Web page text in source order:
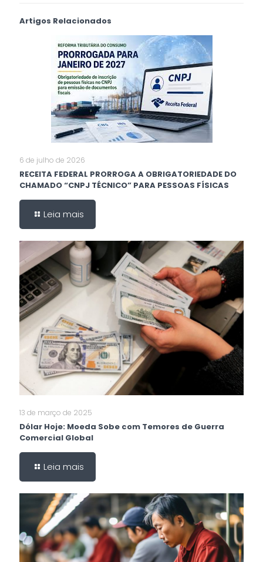
Artigos Relacionados
6 de julho de 2026
RECEITA FEDERAL PRORROGA A OBRIGATORIEDADE DO
CHAMADO “CNPJ TÉCNICO” PARA PESSOAS FÍSICAS
Leia mais
13 de março de 2025
Dólar Hoje: Moeda Sobe com Temores de Guerra
Comercial Global
Leia mais